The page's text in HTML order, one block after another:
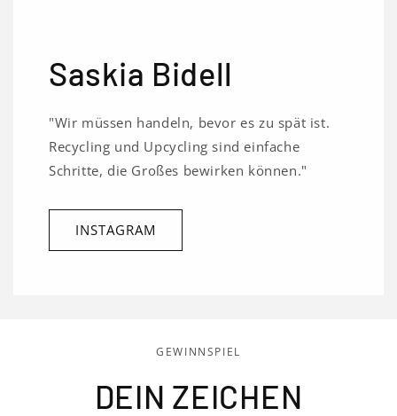
Saskia Bidell
"Wir müssen handeln, bevor es zu spät ist.
Recycling und Upcycling sind einfache
Schritte, die Großes bewirken können."
INSTAGRAM
GEWINNSPIEL
DEIN ZEICHEN